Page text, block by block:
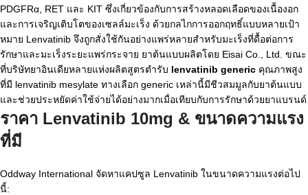
PDGFRα, RET และ KIT ซึ่งเกี่ยวข้องกับการสร้างหลอดเลือดของเนื้องอก
และการเจริญเติบโตของเซลล์มะเร็ง ด้วยกลไกการออกฤทธิ์แบบหลายเป้า
หมาย Lenvatinib จึงถูกสั่งใช้กันอย่างแพร่หลายสำหรับมะเร็งที่ดื้อต่อการ
รักษาและมะเร็งระยะแพร่กระจาย ยาต้นแบบผลิตโดย Eisai Co., Ltd. ขณะ
ที่บริษัทยาอินเดียหลายแห่งผลิตสูตรตำรับ lenvatinib generic คุณภาพสูง
ที่มี lenvatinib mesylate ทางเลือก generic เหล่านี้มีชีวสมมูลกับยาต้นแบบ
และช่วยประหยัดค่าใช้จ่ายได้อย่างมากเมื่อเทียบกับการรักษาด้วยยาแบรนด์
ราคา Lenvatinib 10mg & ขนาดความแรง
ที่มี
Oddway International จัดหาแคปซูล Lenvatinib ในขนาดความแรงต่อไป
นี้: